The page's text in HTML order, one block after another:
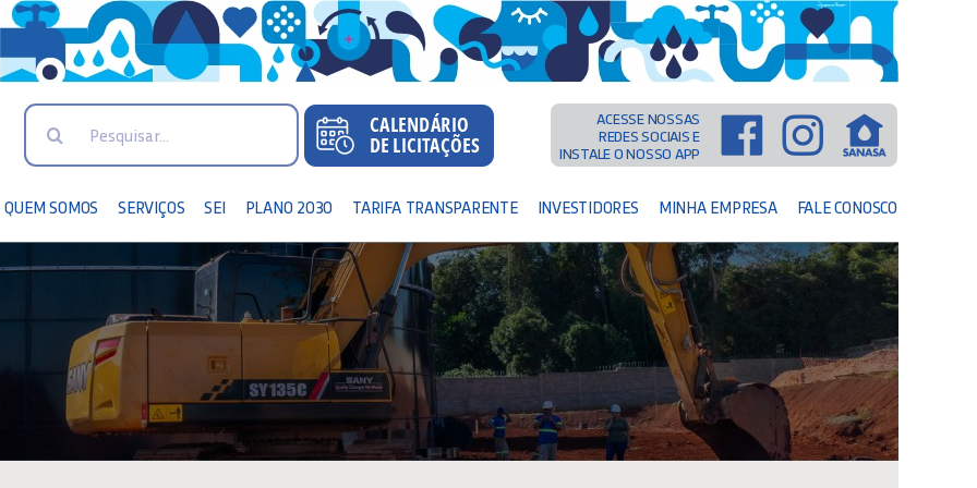
Search
ACESSE NOSSAS
REDES SOCIAIS E
INSTALE O NOSSO APP
QUEM SOMOS SERVIÇOS SEI PLANO 2030 TARIFA TRANSPARENTE INVESTIDORES MINHA EMPRESA FALE CONOSCO